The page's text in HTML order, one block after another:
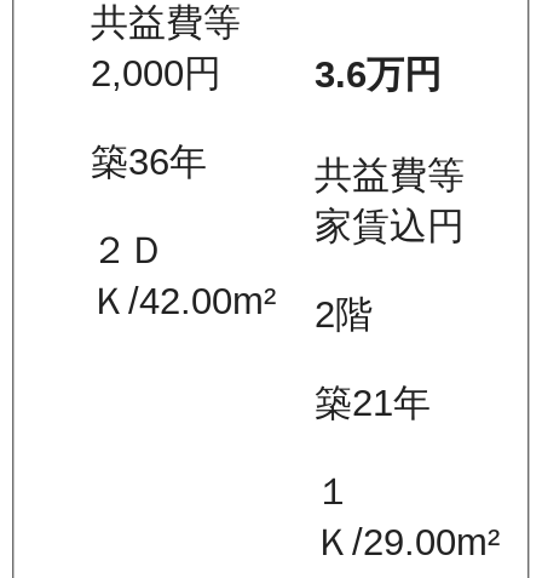
共益費等
2,000円
築36年
２Ｄ
Ｋ/42.00m²
3.6万円
共益費等
家賃込 円
2階
築21年
１
Ｋ /29.00m²